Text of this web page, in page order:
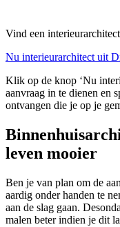
Vind een
Nu interieurarchitect uit
Klik op de knop ‘Nu
aanvraag in te dienen en
ontvangen die je op je
leven mooier
Ben je van plan om de
aardig onder handen te
aan de slag gaan.
malen beter indien je dit